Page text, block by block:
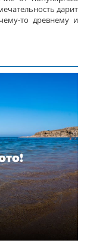
дарит
то древнему и